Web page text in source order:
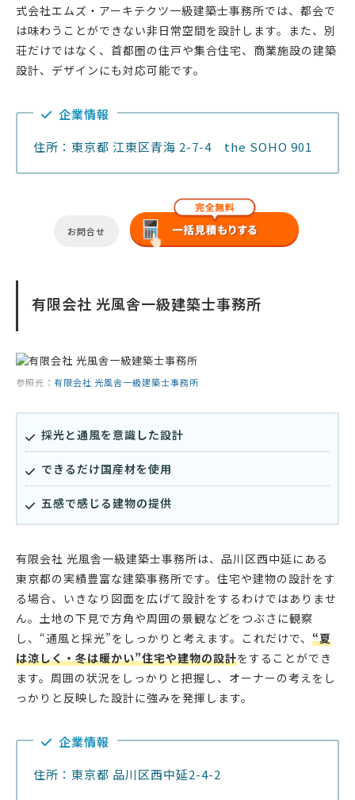
式会社エムズ・アーキテクツ一級建築士事務所では、都会で
は味わうことができない非日常空間を設計します。また、別
荘だけではなく、首都圏の住戸や集合住宅、商業施設の建築
設計、デザインにも対応可能です。
企業情報
住所：東京都 江東区青海 2-7-4 the SOHO 901
お問合せ
有限会社 光風舎一級建築士事務所
参照元： 有限会社 光風舎一級建築士事務所
採光と通風を意識した設計
できるだけ国産材を使用
五感で感じる建物の提供
有限会社 光風舎一級建築士事務所は、品川区西中延にある
東京都の実績豊富な建築事務所です。住宅や建物の設計をす
る場合、いきなり図面を広げて設計をするわけではありませ
ん。土地の下見で方角や周囲の景観などをつぶさに観察
し、“通風と採光”をしっかりと考えます。これだけで、 “夏
は涼しく・冬は暖かい”住宅や建物の設計をすることができ
ます。周囲の状況をしっかりと把握し、オーナーの考えをし
っかりと反映した設計に強みを発揮します。
企業情報
住所：東京都 品川区西中延2-4-2